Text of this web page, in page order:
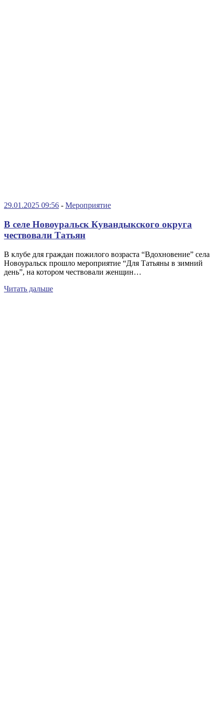
29.01.2025 09:56 - Мероприятие
В селе Новоуральск Кувандыкского округа
чествовали Татьян
В клубе для граждан пожилого возраста “Вдохновение” села
Новоуральск прошло мероприятие “Для Татьяны в зимний
день”, на котором чествовали женщин…
Читать дальше